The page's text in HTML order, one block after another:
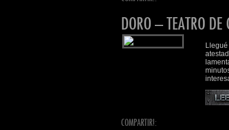
DORO – TEATRO
COMPARTIR!: